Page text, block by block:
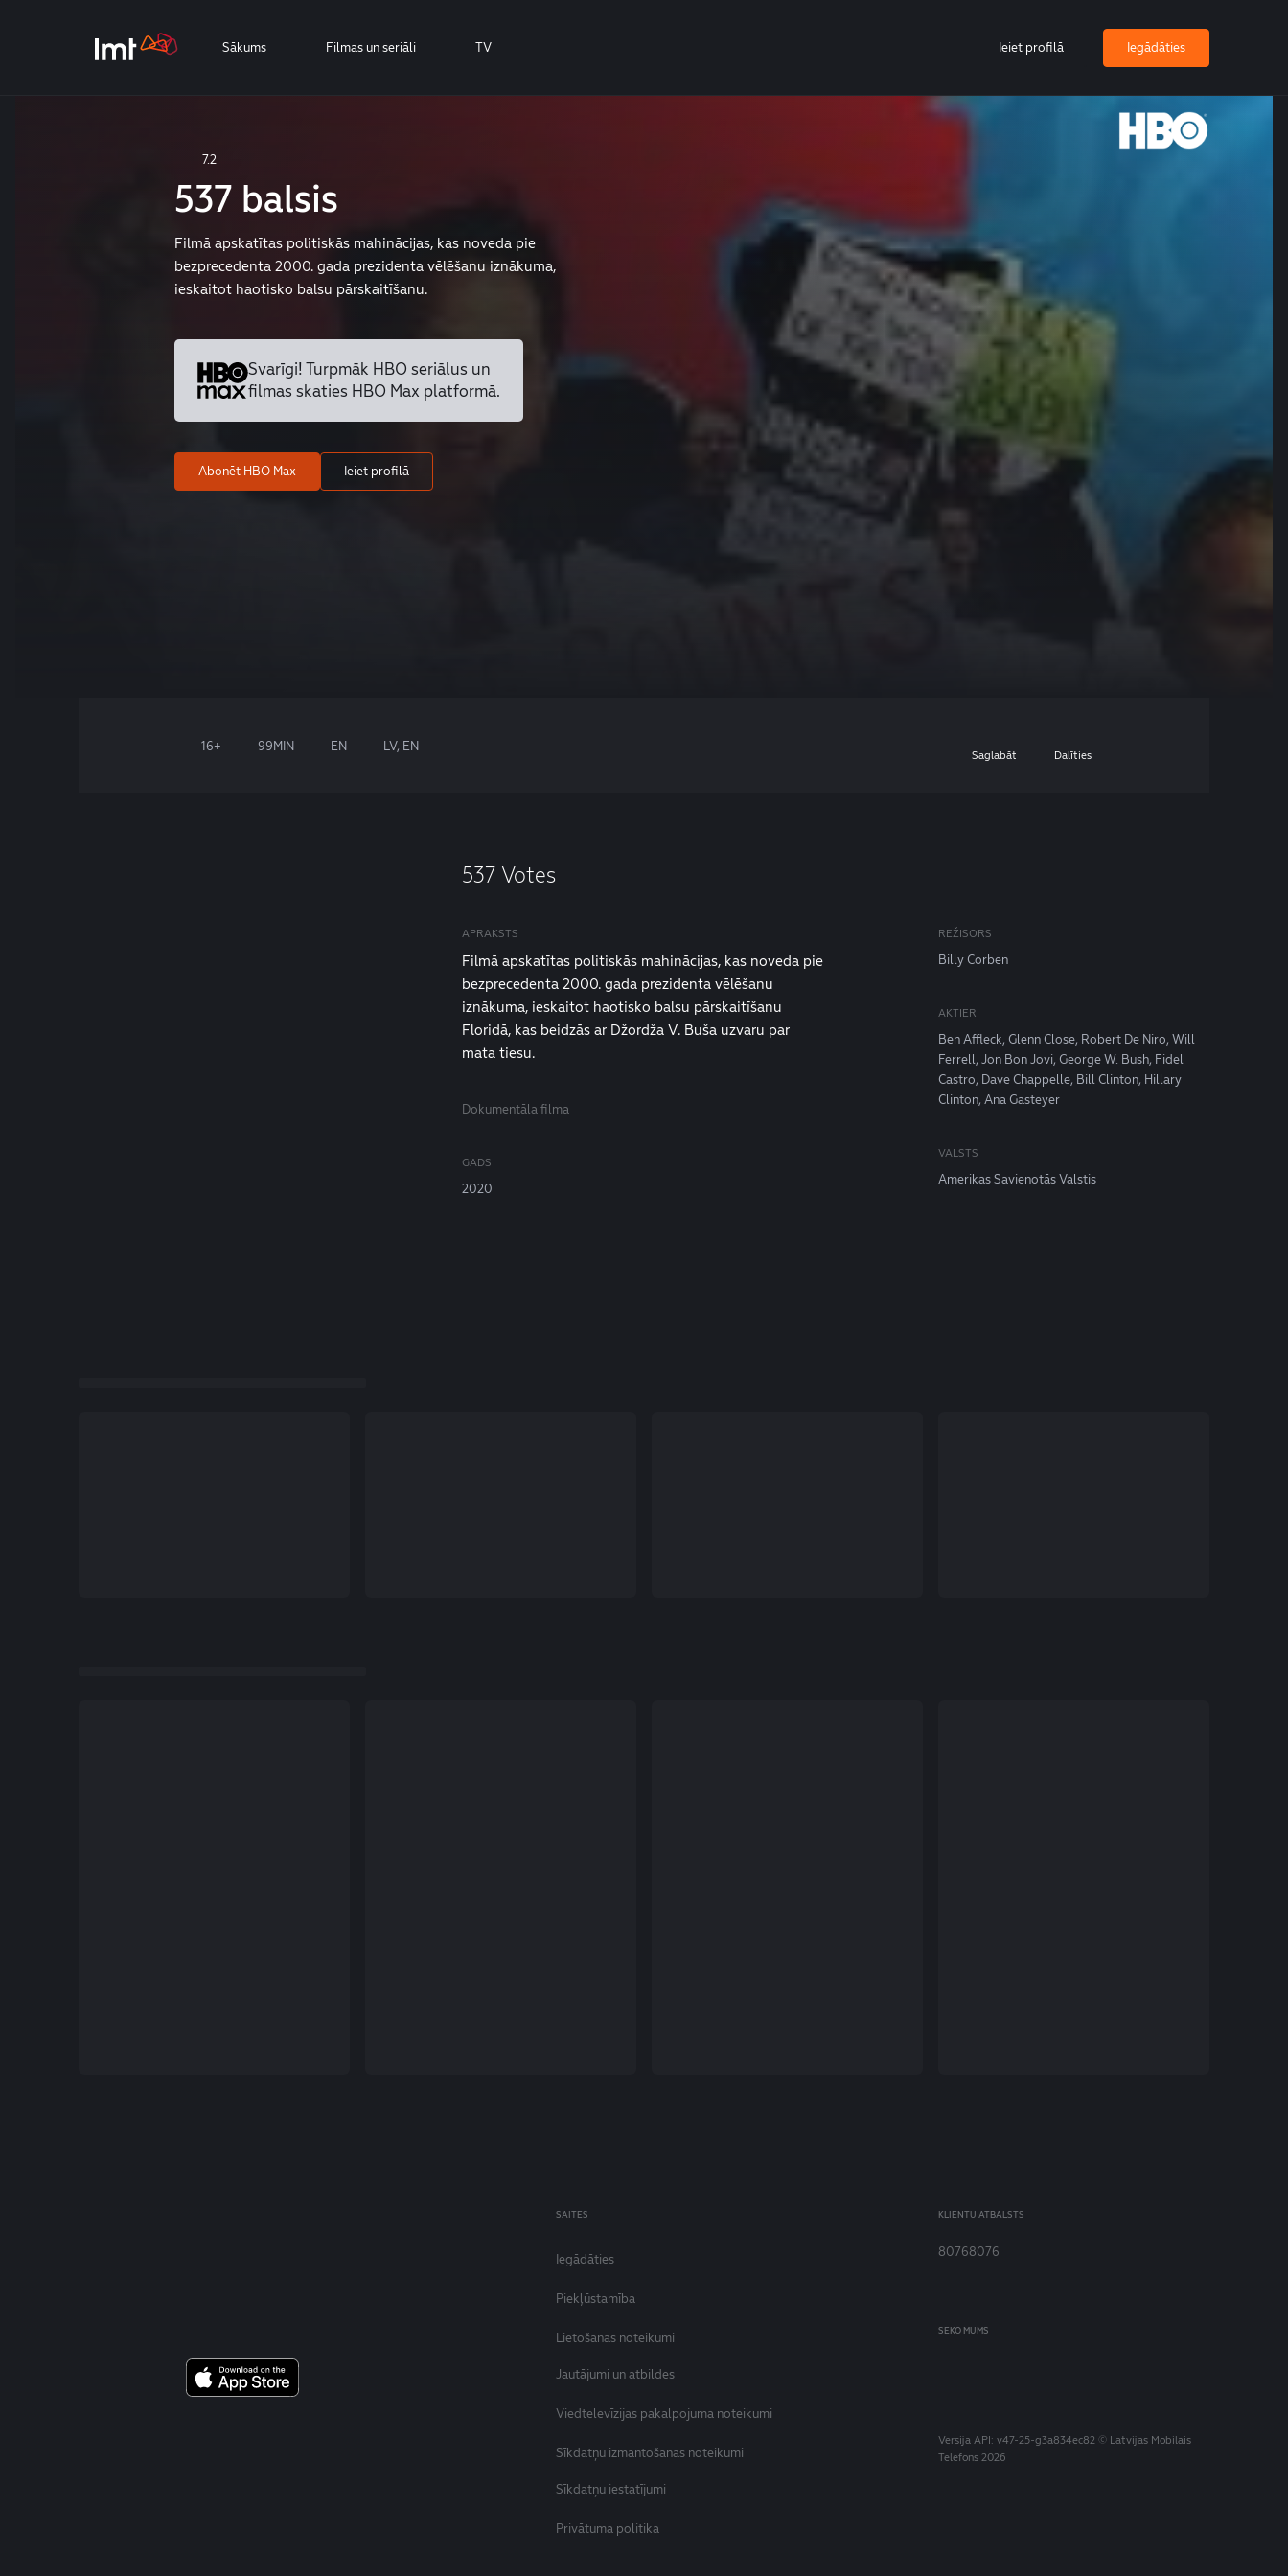
Sākums Filmas un seriāli TV Ieiet profilā Iegādāties
7.2
537 balsis
Filmā apskatītas politiskās mahinācijas, kas noveda pie
bezprecedenta 2000. gada prezidenta vēlēšanu iznākuma,
ieskaitot haotisko balsu pārskaitīšanu.
Svarīgi! Turpmāk HBO seriālus un
filmas skaties HBO Max platformā.
Abonēt HBO Max Ieiet profilā
16+ 99MIN EN LV, EN
Saglabāt Dalīties
537 Votes
APRAKSTS
Filmā apskatītas politiskās mahinācijas, kas noveda pie
bezprecedenta 2000. gada prezidenta vēlēšanu
iznākuma, ieskaitot haotisko balsu pārskaitīšanu
Floridā, kas beidzās ar Džordža V. Buša uzvaru par
mata tiesu.
Dokumentāla filma
GADS
2020
REŽISORS
Billy Corben
AKTIERI
Ben Affleck, Glenn Close, Robert De Niro, Will
Ferrell, Jon Bon Jovi, George W. Bush, Fidel
Castro, Dave Chappelle, Bill Clinton, Hillary
Clinton, Ana Gasteyer
VALSTS
Amerikas Savienotās Valstis
SAITES
Iegādāties
Piekļūstamība
Lietošanas noteikumi
Jautājumi un atbildes
Viedtelevīzijas pakalpojuma noteikumi
Sīkdatņu izmantošanas noteikumi
Sīkdatņu iestatījumi
Privātuma politika
KLIENTU ATBALSTS
80768076
SEKO MUMS
Versija API: v47-25-g3a834ec82© Latvijas Mobilais
Telefons 2026